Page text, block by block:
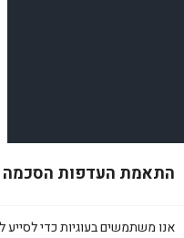
התאמת העדפות הסכמה
אנו משתמשים בעוגיות כדי לסייע